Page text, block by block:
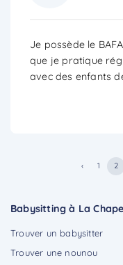
Babysitting à La
Trouver un babysitter
Trouver une nounou
Je possède le
que je pratique
avec des enfants
‹ 1 2